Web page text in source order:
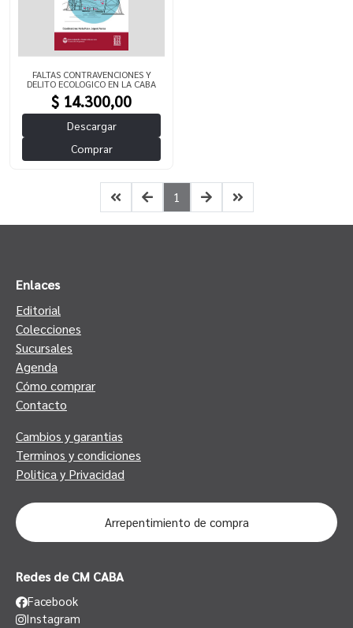
FALTAS CONTRAVENCIONES Y
DELITO ECOLOGICO EN LA CABA
$ 14.300,00
Descargar
Comprar
1
Enlaces
Editorial
Colecciones
Sucursales
Agenda
Cómo comprar
Contacto
Cambios y garantias
Terminos y condiciones
Politica y Privacidad
Arrepentimiento de compra
Redes de CM CABA
Facebook
Instagram